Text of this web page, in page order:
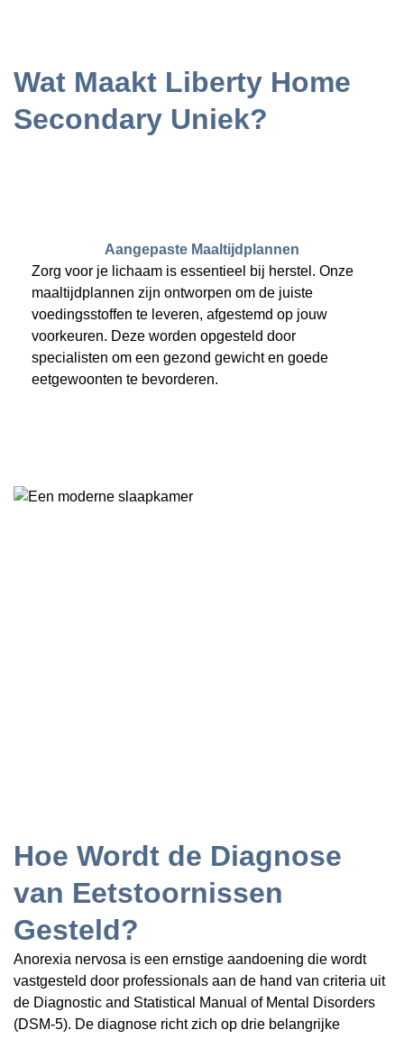
Wat Maakt Liberty Home
Secondary Uniek?
Zorg voor je lichaam is essentieel bij herstel. Onze
maaltijdplannen zijn ontworpen om de juiste
voedingsstoffen te leveren, afgestemd op jouw
voorkeuren. Deze worden opgesteld door
specialisten om een gezond gewicht en goede
eetgewoonten te bevorderen.
Aangepaste Maaltijdplannen
Hoe Wordt de Diagnose
van Eetstoornissen
Gesteld?
Anorexia nervosa is een ernstige aandoening die wordt
vastgesteld door professionals aan de hand van criteria uit
de Diagnostic and Statistical Manual of Mental Disorders
(DSM-5). De diagnose richt zich op drie belangrijke